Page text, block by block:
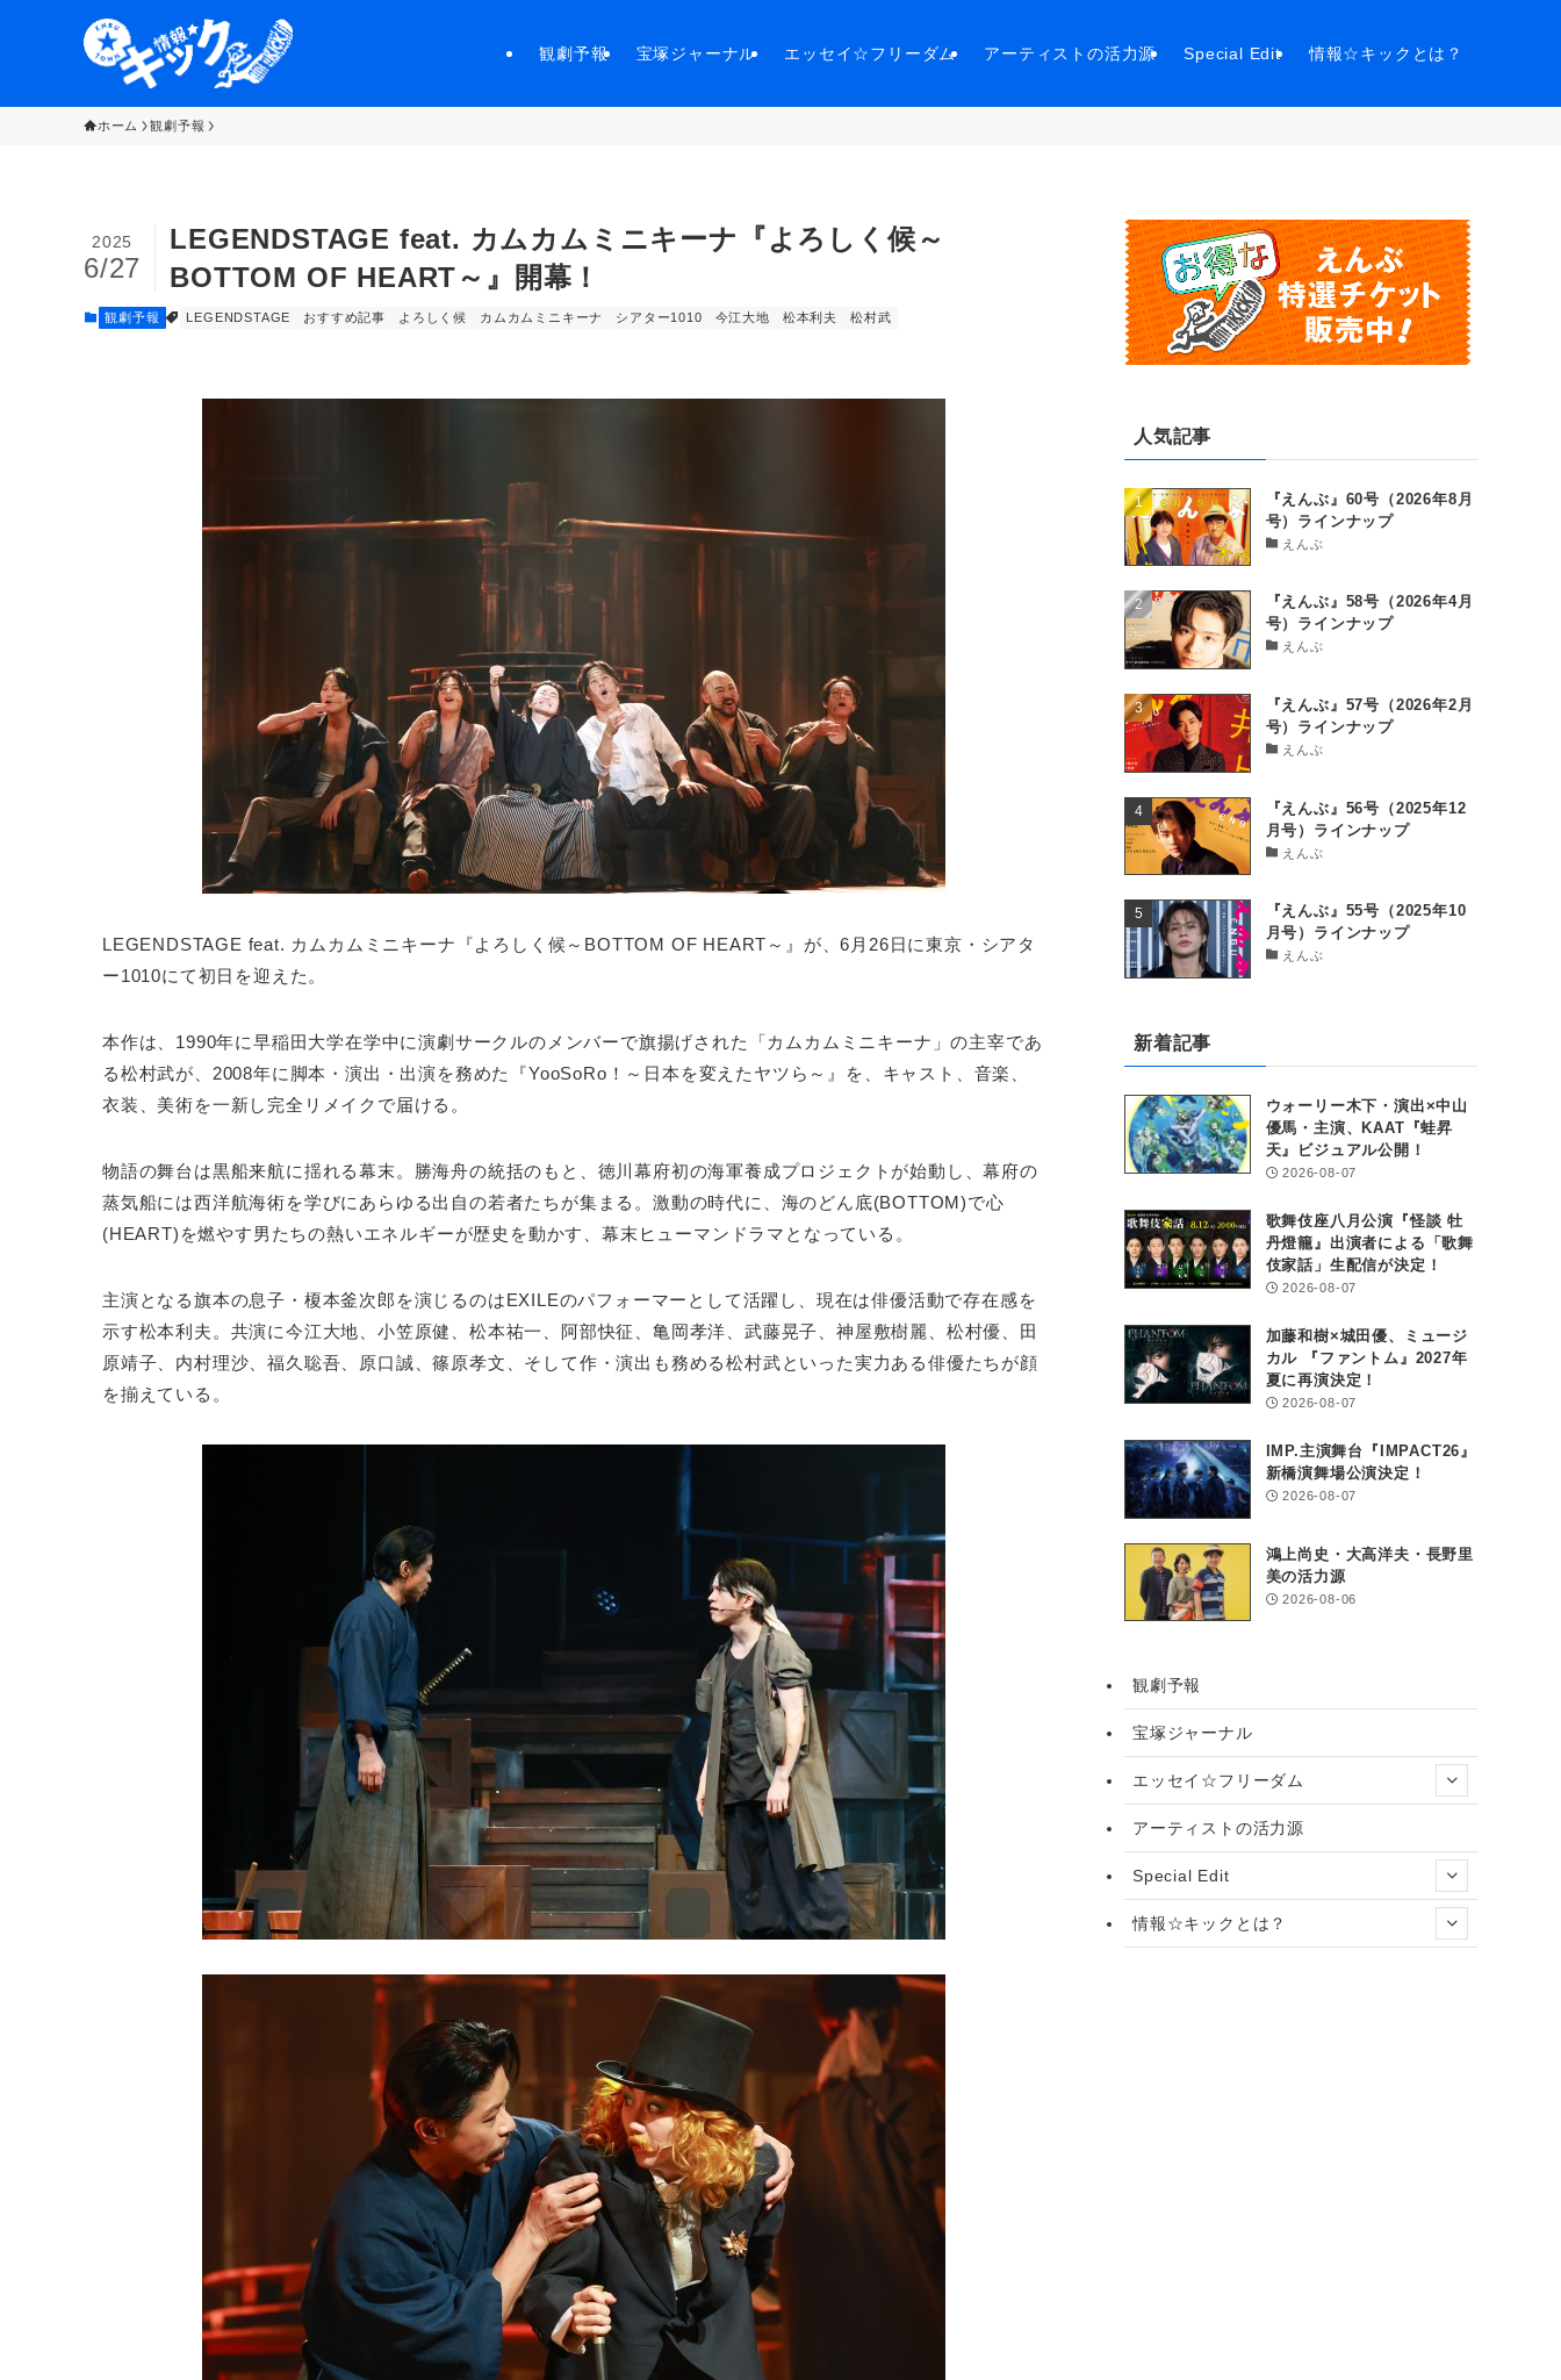
観劇予報 宝塚ジャーナル エッセイ☆フリーダム アーティストの活力源 Special Edit 情報☆キックとは？
ホーム 観劇予報
LEGENDSTAGE feat. カムカムミニキーナ『よろしく候～
BOTTOM OF HEART～』開幕！
2025
6/27
観劇予報 LEGENDSTAGE おすすめ記事 よろしく候 カムカムミニキーナ シアター1010 今江大地 松本利夫 松村武
LEGENDSTAGE feat. カムカムミニキーナ『よろしく候～BOTTOM OF HEART～』が、6月26日に東京・シアタ
ー1010にて初日を迎えた。
本作は、1990年に早稲田大学在学中に演劇サークルのメンバーで旗揚げされた「カムカムミニキーナ」の主宰であ
る松村武が、2008年に脚本・演出・出演を務めた『YooSoRo！～日本を変えたヤツら～』を、キャスト、音楽、
衣装、美術を一新し完全リメイクで届ける。
物語の舞台は黒船来航に揺れる幕末。勝海舟の統括のもと、徳川幕府初の海軍養成プロジェクトが始動し、幕府の
蒸気船には西洋航海術を学びにあらゆる出自の若者たちが集まる。激動の時代に、海のどん底(BOTTOM)で心
(HEART)を燃やす男たちの熱いエネルギーが歴史を動かす、幕末ヒューマンドラマとなっている。
主演となる旗本の息子・榎本釜次郎を演じるのはEXILEのパフォーマーとして活躍し、現在は俳優活動で存在感を
示す松本利夫。共演に今江大地、小笠原健、松本祐一、阿部快征、亀岡孝洋、武藤晃子、神屋敷樹麗、松村優、田
原靖子、内村理沙、福久聡吾、原口誠、篠原孝文、そして作・演出も務める松村武といった実力ある俳優たちが顔
を揃えている。
人気記事
『えんぶ』60号（2026年8月
号）ラインナップ
えんぶ
『えんぶ』58号（2026年4月
号）ラインナップ
えんぶ
『えんぶ』57号（2026年2月
号）ラインナップ
えんぶ
『えんぶ』56号（2025年12
月号）ラインナップ
えんぶ
『えんぶ』55号（2025年10
月号）ラインナップ
えんぶ
新着記事
ウォーリー木下・演出×中山
優馬・主演、KAAT『蛙昇
天』ビジュアル公開！
2026-08-07
歌舞伎座八月公演『怪談 牡
丹燈籠』出演者による「歌舞
伎家話」生配信が決定！
2026-08-07
加藤和樹×城田優、ミュージ
カル 『ファントム』2027年
夏に再演決定！
2026-08-07
IMP.主演舞台『IMPACT26』
新橋演舞場公演決定！
2026-08-07
鴻上尚史・大高洋夫・長野里
美の活力源
2026-08-06
観劇予報
宝塚ジャーナル
エッセイ☆フリーダム
アーティストの活力源
Special Edit
情報☆キックとは？